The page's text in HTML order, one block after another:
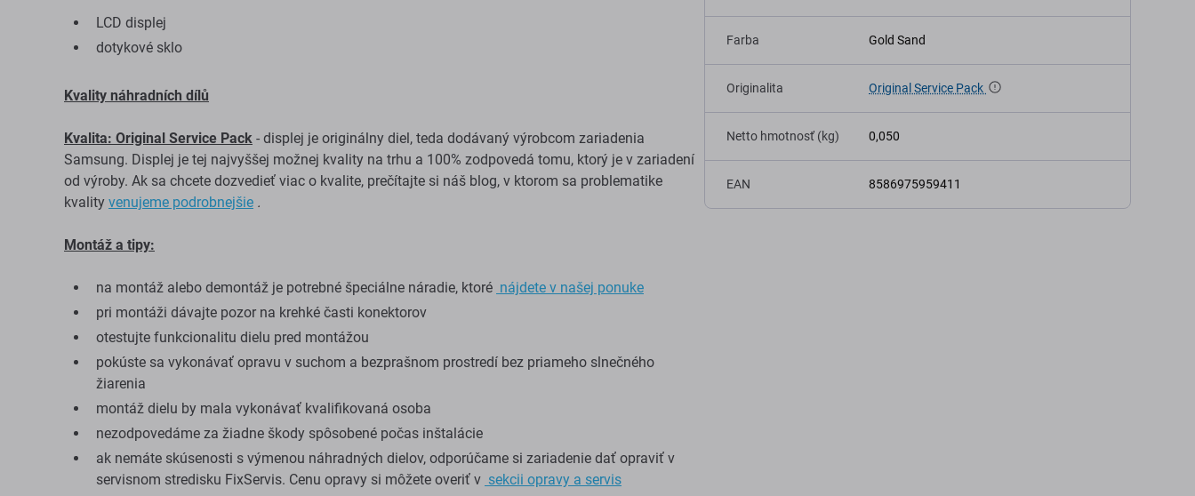
LCD displej
dotykové sklo
Kvality náhradních dílů
Kvalita: Original Service Pack - displej je originálny diel, teda dodávaný výrobcom zariadenia
Samsung. Displej je tej najvyššej možnej kvality na trhu a 100% zodpovedá tomu, ktorý je v zariadení
od výroby. Ak sa chcete dozvedieť viac o kvalite, prečítajte si náš blog, v ktorom sa problematike
kvality venujeme podrobnejšie .
Montáž a tipy:
na montáž alebo demontáž je potrebné špeciálne náradie, ktoré nájdete v našej ponuke
pri montáži dávajte pozor na krehké časti konektorov
otestujte funkcionalitu dielu pred montážou
pokúste sa vykonávať opravu v suchom a bezprašnom prostredí bez priameho slnečného
žiarenia
montáž dielu by mala vykonávať kvalifikovaná osoba
nezodpovedáme za žiadne škody spôsobené počas inštalácie
ak nemáte skúsenosti s výmenou náhradných dielov, odporúčame si zariadenie dať opraviť v
servisnom stredisku FixServis. Cenu opravy si môžete overiť v sekcii opravy a servis
Farba Gold Sand
Originalita Original Service Pack
Netto hmotnosť (kg) 0,050
EAN 8586975959411